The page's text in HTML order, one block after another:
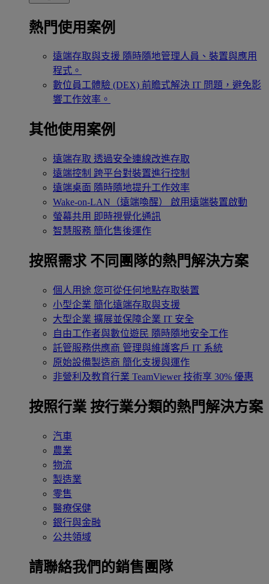
熱門使用案例
遠端存取與支援 隨時隨地管理人員、裝置與應用
程式。
數位員工體驗 (DEX) 前瞻式解決 IT 問題，避免影
響工作效率。
其他使用案例
遠端存取 透過安全連線改進存取
遠端控制 跨平台對裝置進行控制
遠端桌面 隨時隨地提升工作效率
Wake-on-LAN（遠端喚醒）
啟用遠端裝置啟動
螢幕共用 即時視覺化通訊
智慧服務 簡化售後運作
按照需求 不同團隊的熱門解決方案
個人用途 您可從任何地點存取裝置
小型企業 簡化遠端存取與支援
大型企業 擴展並保障企業 IT 安全
自由工作者與數位遊民 隨時隨地安全工作
託管服務供應商 管理與維護客戶 IT 系統
原始設備製造商 簡化支援與運作
非營利及教育行業 TeamViewer 技術享 30% 優惠
按照行業 按行業分類的熱門解決方案
汽車
農業
物流
製造業
零售
醫療保健
銀行與金融
公共領域
請聯絡我們的銷售團隊